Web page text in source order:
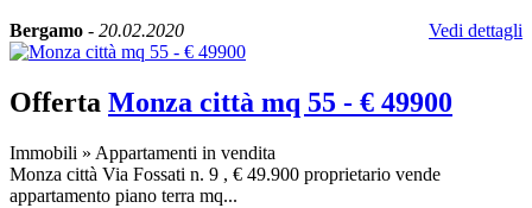
Bergamo - 20.02.2020 Vedi dettagli
Offerta Monza città mq 55 - € 49900
Immobili » Appartamenti in vendita
Monza città Via Fossati n. 9 , € 49.900 proprietario vende
appartamento piano terra mq...